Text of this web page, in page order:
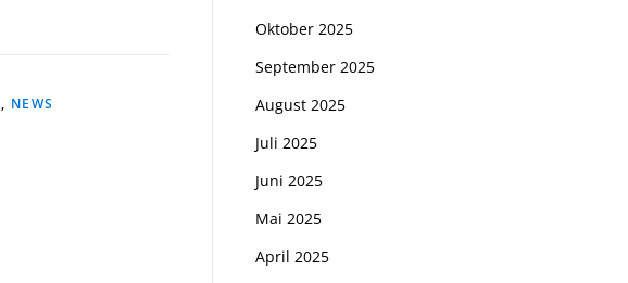
, NEWS
Oktober 2025
September 2025
August 2025
Juli 2025
Juni 2025
Mai 2025
April 2025